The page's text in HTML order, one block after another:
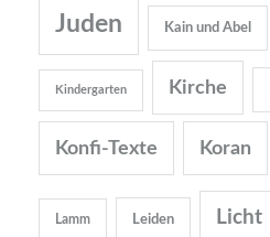
Juden Kain und Abel
Kindergarten Kirche
Konfi-Texte Koran
Lamm Leiden Licht